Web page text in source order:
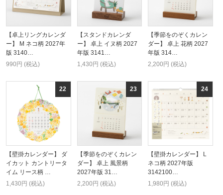
【卓上リングカレンダ
ー】 M ネコ柄 2027年
版 3140…
990円 (税込)
【スタンドカレンダ
ー】 卓上 イヌ柄 2027
年版 3141…
1,430円 (税込)
【季節をのぞくカレン
ダー】 卓上 花柄 2027
年版 314…
2,200円 (税込)
【壁掛カレンダー】 ダ
イカット カントリータ
イム リース柄 …
1,430円 (税込)
【季節をのぞくカレン
ダー】 卓上 風景柄
2027年版 31…
2,200円 (税込)
【壁掛カレンダー】 L
ネコ柄 2027年版
3142100…
1,980円 (税込)